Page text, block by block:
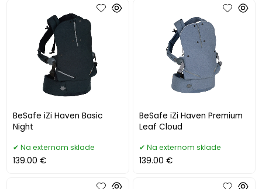
BeSafe iZi Haven Basic
Night
Na externom sklade
139.00 €
BeSafe iZi Haven Premium
Leaf Cloud
Na externom sklade
139.00 €